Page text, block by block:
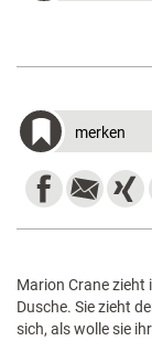
merken
Marion Crane zieht
Dusche. Sie zieht
sich, als wolle sie